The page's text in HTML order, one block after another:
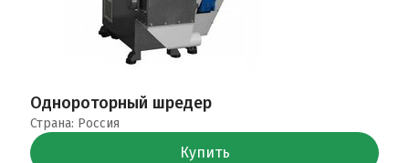
Однороторный шредер
Страна: Россия
Купить